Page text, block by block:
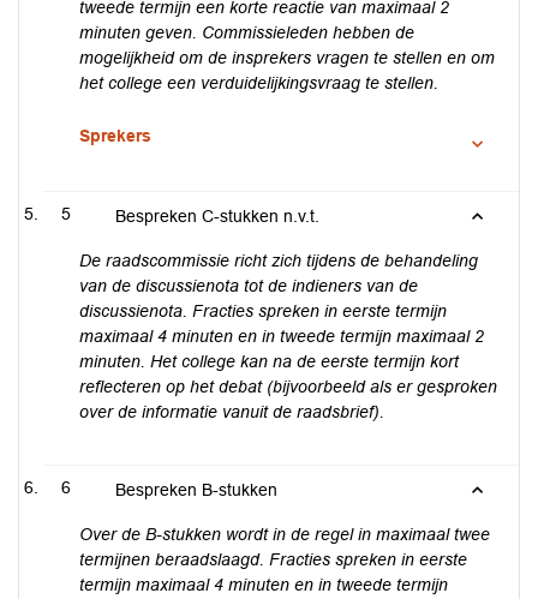
tweede termijn een korte reactie van maximaal 2
minuten geven. Commissieleden hebben de
mogelijkheid om de insprekers vragen te stellen en om
het college een verduidelijkingsvraag te stellen.
Sprekers
5 Bespreken C-stukken n.v.t.
De raadscommissie richt zich tijdens de behandeling
van de discussienota tot de indieners van de
discussienota. Fracties spreken in eerste termijn
maximaal 4 minuten en in tweede termijn maximaal 2
minuten. Het college kan na de eerste termijn kort
reflecteren op het debat (bijvoorbeeld als er gesproken
over de informatie vanuit de raadsbrief).
6 Bespreken B-stukken
Over de B-stukken wordt in de regel in maximaal twee
termijnen beraadslaagd. Fracties spreken in eerste
termijn maximaal 4 minuten en in tweede termijn